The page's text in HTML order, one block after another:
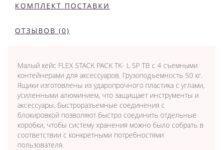
КОМПЛЕКТ ПОСТАВКИ
ОТЗЫВОВ (0)
Малый кейс FLEX STACK PACK TK- L SP TB с 4 съемными
контейнерами для аксессуаров. Грузоподъемность 50 кг.
Ящики изготовлены из ударопрочного пластика с углами,
усиленными алюминием, что защищает инструменты и
аксессуары. Быстроразъемные соединения с
блокировкой позволяют быстро соединить отдельные
коробки, чтобы систему хранения можно было собрать в
соответствии с конкретными потребностями
пользователя.